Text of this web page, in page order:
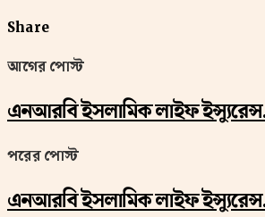
Share
আগের পোস্ট
এনআরবি ইসলামিক লাইফ
পরের পোস্ট
এনআরবি ইসলামিক লাইফ